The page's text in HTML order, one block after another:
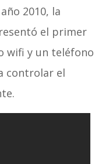
2010, la
el primer
wifi y un teléfono
controlar el